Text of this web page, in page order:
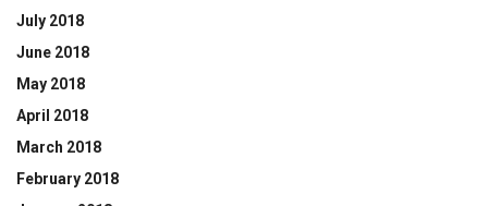
July 2018
June 2018
May 2018
April 2018
March 2018
February 2018